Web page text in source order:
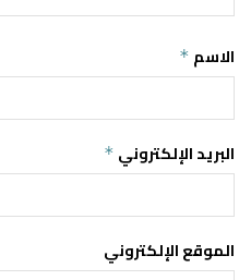
الاسم *
البريد الإلكتروني *
الموقع الإلكتروني